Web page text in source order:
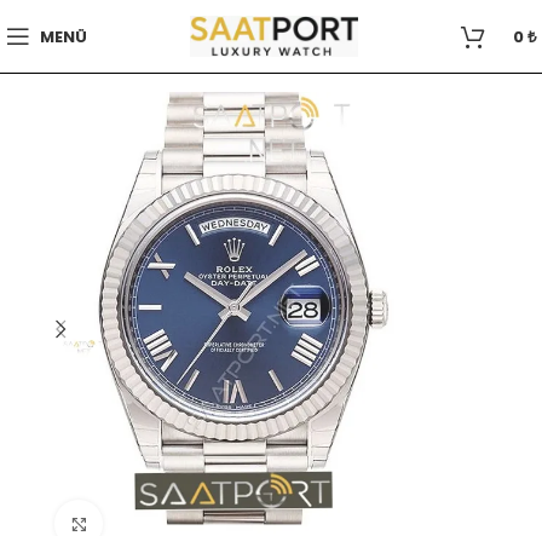
MENÜ 0₺
Büyütmek için tıklayın